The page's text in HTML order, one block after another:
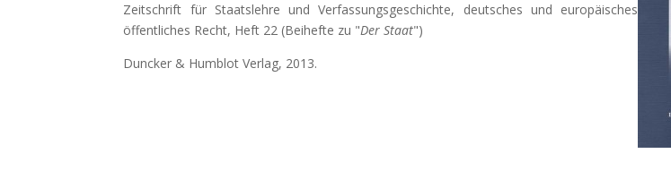
Zeitschrift für Staatslehre und Verfassungsgeschichte, deutsches und europäisches
öffentliches Recht, Heft 22 (Beihefte zu "Der Staat")
Duncker & Humblot Verlag, 2013.